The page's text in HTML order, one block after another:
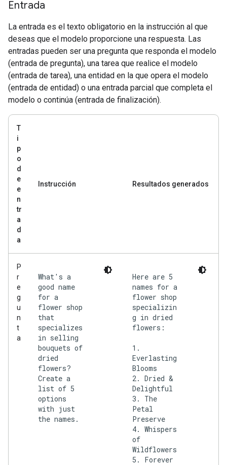
Entrada
La entrada es el texto obligatorio en la instrucción al que
deseas que el modelo proporcione una respuesta. Las
entradas pueden ser una pregunta que responda el modelo
(entrada de pregunta), una tarea que realice el modelo
(entrada de tarea), una entidad en la que opera el modelo
(entrada de entidad) o una entrada parcial que completa el
modelo o continúa (entrada de finalización).
T
i
p
o
d
e
e
n
tr
a
d
a
Instrucción Resultados generados
P
r
e
g
u
n
t
a
What's a
good name
for a
flower shop
that
specializes
in selling
bouquets of
dried
flowers?
Create a
list of 5
options
with just
the names.
Here are 5
names for a
flower shop
specializin
g in dried
flowers:
1.
Everlasting
Blooms
2. Dried &
Delightful
3. The
Petal
Preserve
4. Whispers
of
Wildflowers
5. Forever